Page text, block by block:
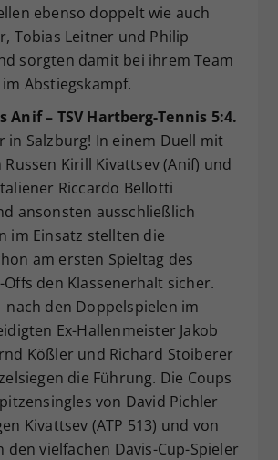
ebenso doppelt wie auch
Tobias Leitner und Philip
sorgten damit bei ihrem Team
Abstiegskampf.
Anif – TSV Hartberg-Tennis 5:4.
in Salzburg! In einem Duell mit
Kirill Kivattsev (Anif) und
Riccardo Bellotti
ansonsten ausschließlich
im Einsatz stellten die
am ersten Spieltag des
den Klassenerhalt sicher.
nach den Doppelspielen im
Ex-Hallenmeister Jakob
Kößler und Richard Stoiberer
die Führung. Die Coups
von David Pichler
Kivattsev (ATP 513) und von
den vielfachen Davis-Cup-Spieler